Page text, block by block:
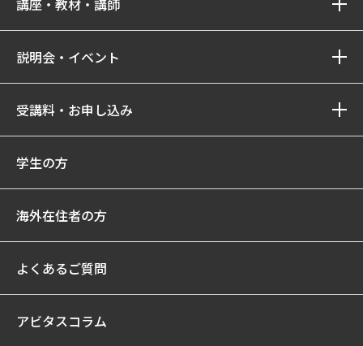
講座・教材・講師
説明会・イベント
受講料・お申し込み
学生の方
海外在住者の方
よくあるご質問
アビタスコラム